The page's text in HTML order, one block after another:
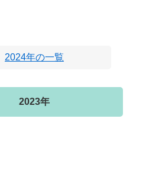
2024年の一覧
2023年